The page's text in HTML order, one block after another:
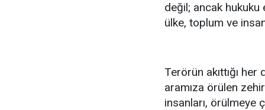
değil; ancak hukuku
ülke, toplum ve
Terörün akıttığı her
aramıza örülen
insanları, örülmeye